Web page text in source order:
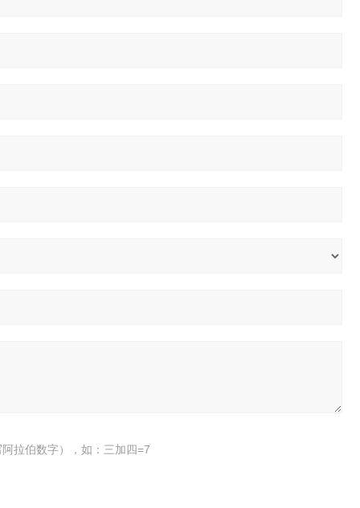
拉伯数字），如：三加四=7